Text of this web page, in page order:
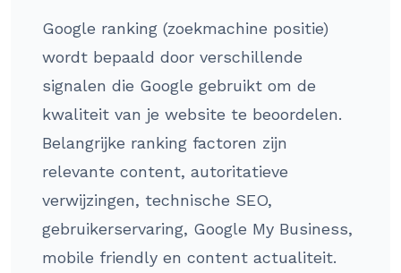
Google ranking (zoekmachine positie)
wordt bepaald door verschillende
signalen die Google gebruikt om de
kwaliteit van je website te beoordelen.
Belangrijke ranking factoren zijn
relevante content, autoritatieve
verwijzingen, technische SEO,
gebruikerservaring, Google My Business,
mobile friendly en content actualiteit.